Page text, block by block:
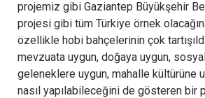
projemiz gibi Gaziantep Büyükşehir
projesi gibi tüm Türkiye örnek
özellikle hobi bahçelerinin çok
mevzuata uygun, doğaya uygun,
geleneklere uygun, mahalle kültürüne
nasıl yapılabileceğini de gösteren bir